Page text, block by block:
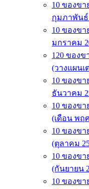
10 ของข
กุมภาพันธ์
10 ของข
มกราคม
120 ของ
(วางแผนเ
10 ของข
ธันวาคม
10 ของข
(เดือน พฤ
10 ของข
(ตุลาคม
10 ของข
(กันยายน
10 ของข